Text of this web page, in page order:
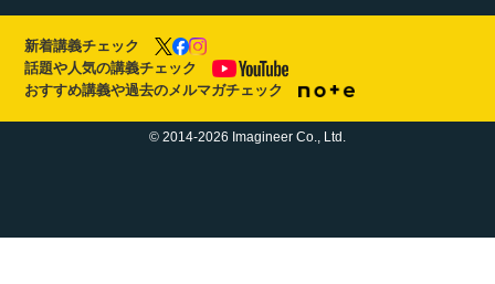
新着講義チェック
話題や人気の講義チェック
おすすめ講義や過去のメルマガチェック
© 2014-2026 Imagineer Co., Ltd.